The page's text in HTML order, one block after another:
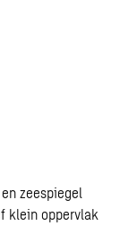
zeespiegel
klein oppervlak